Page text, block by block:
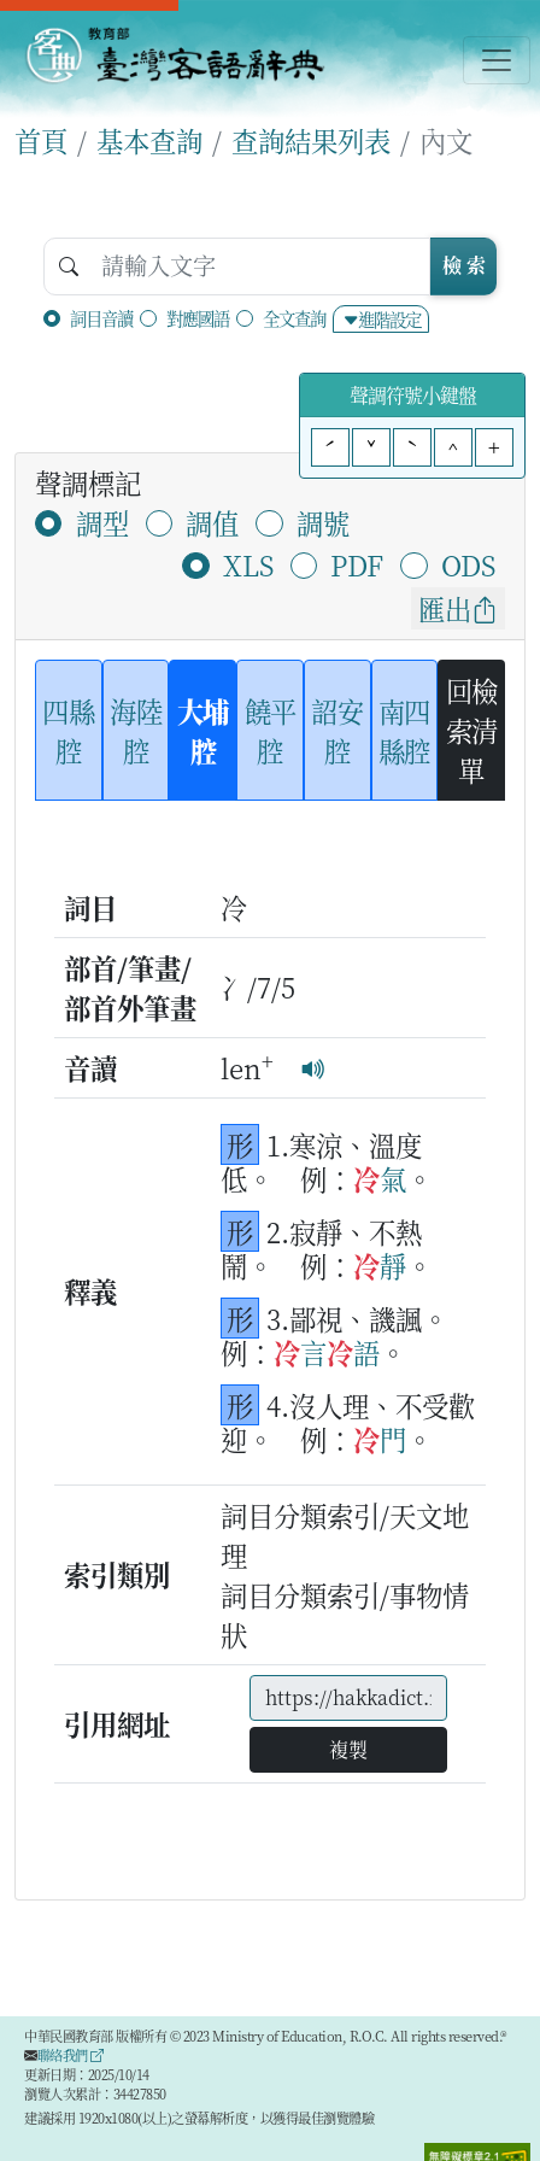
首頁 基本查詢 查詢結果列表 內文
詞目音讀 對應國語 全文查詢 進階設定
檢 索
聲調符號小鍵盤
ˊ
ˇ ˋ ^ +
聲調標記
調型
調值
調號
XLS
PDF
ODS
匯出
四縣
腔
海陸
腔
大埔
腔
饒平
腔
詔安
腔
南四
縣腔
回檢
索清
單
詞目
冷
部首/筆畫/
部首外筆畫
冫/7/5
音讀 len+
釋義
形 1.寒涼、溫度
低。
例： 冷氣 。
形 2.寂靜、不熱
鬧。
例： 冷靜 。
形 3.鄙視、譏諷。
例： 冷言冷語 。
形 4.沒人理、不受歡
迎。
例： 冷門 。
索引類別
詞目分類索引/天文地
理
詞目分類索引/事物情
狀
引用網址
複製
中華民國教育部 版權所有 © 2023 Ministry of Education, R.O.C. All rights reserved.®
聯絡我們
更新日期：2025/10/14
瀏覽人次累計：34427850
建議採用 1920x1080(以上)之螢幕解析度，以獲得最佳瀏覽體驗